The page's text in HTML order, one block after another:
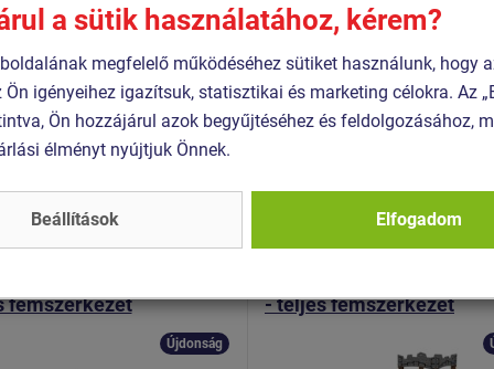
(festett polietilén készülnek,
készülnek.
Hasonló
2025K-10
fémszerkezet
Újdonság
Termék - UNH-2029K-10
- teljes fémszerkezet
a sütik használatához, kérem?
megfelelő működéséhez sütiket használunk, hogy
igényeihez igazítsuk, statisztikai és marketing célokra. Az
Ön hozzájárul azok begyűjtéséhez és feldolgozásához,
élményt nyújtjuk Önnek.
Beállítások Elfogadom